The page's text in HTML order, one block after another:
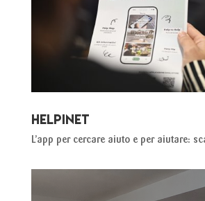
HELPINET
L’app per cercare aiuto e per aiutare: